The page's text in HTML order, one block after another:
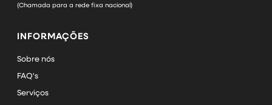
(Chamada para a rede fixa nacional)
INFORMAÇÕES
Sobre nós
FAQ's
Serviços